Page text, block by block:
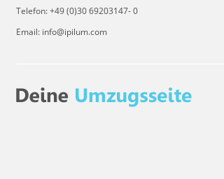
Telefon: +49 (0)30 69203147- 0
Email: info@ipilum.com